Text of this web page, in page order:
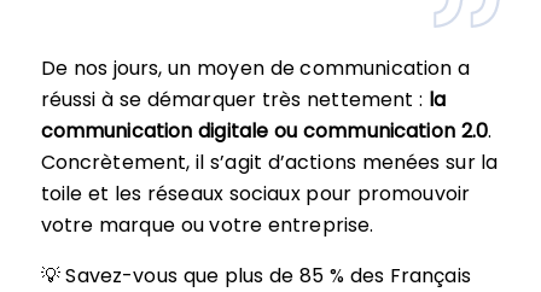
De nos jours, un moyen de communication a
réussi à se démarquer très nettement : la
communication digitale ou communication 2.0.
Concrètement, il s’agit d’actions menées sur la
toile et les réseaux sociaux pour promouvoir
votre marque ou votre entreprise.
💡 Savez-vous que plus de 85 % des Français